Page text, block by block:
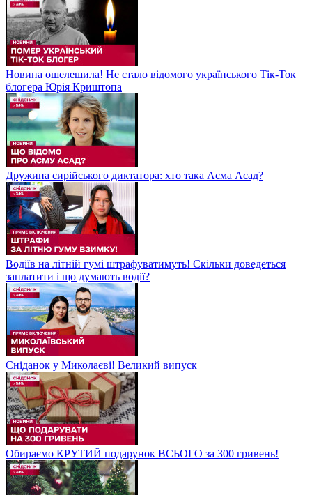
Новина ошелешила! Не стало відомого українського Тік-Ток
блогера Юрія Криштопа
Дружина сирійського диктатора: хто така Асма Асад?
Водіїв на літній гумі штрафуватимуть! Скільки доведеться
заплатити і що думають водії?
Сніданок у Миколаєві! Великий випуск
Обираємо КРУТИЙ подарунок ВСЬОГО за 300 гривень!